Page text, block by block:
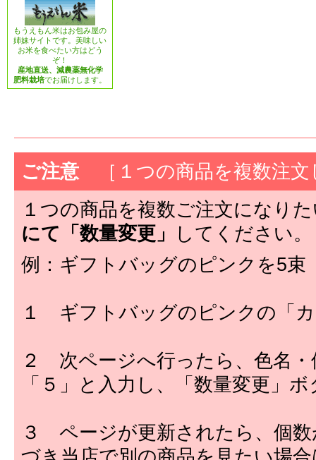
もうえもん米はお包み屋の
姉妹サイトです。美味しい
お米を食べたい方はどう
ぞ！
産地直送、減農薬無化学
肥料栽培でお届けします。
ご注意 ［１つの商品を複数注文
１つの商品を複数ご注文になり
にて「数量変更」
してください。
例：ギフトバッグのピンクを5束
１ ギフトバッグのピンクの「
２ 次ページへ行ったら、色名
「５」と入力し、「数量変更」
３ ページが更新されたら、個